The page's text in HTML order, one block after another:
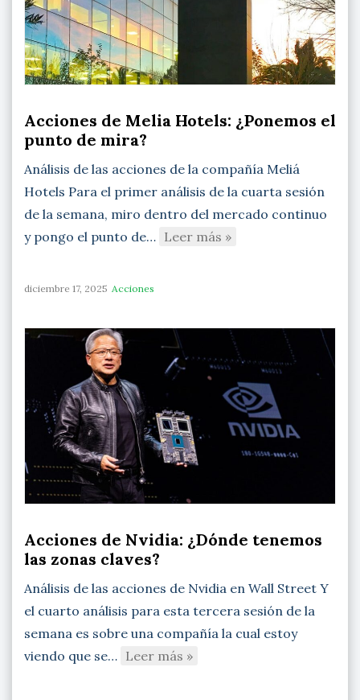
Acciones de Melia Hotels: ¿Ponemos el
punto de mira?
Análisis de las acciones de la compañía Meliá
Hotels Para el primer análisis de la cuarta sesión
de la semana, miro dentro del mercado continuo
y pongo el punto de… Leer más »
diciembre 17, 2025 Acciones
Acciones de Nvidia: ¿Dónde tenemos
las zonas claves?
Análisis de las acciones de Nvidia en Wall Street Y
el cuarto análisis para esta tercera sesión de la
semana es sobre una compañía la cual estoy
viendo que se… Leer más »